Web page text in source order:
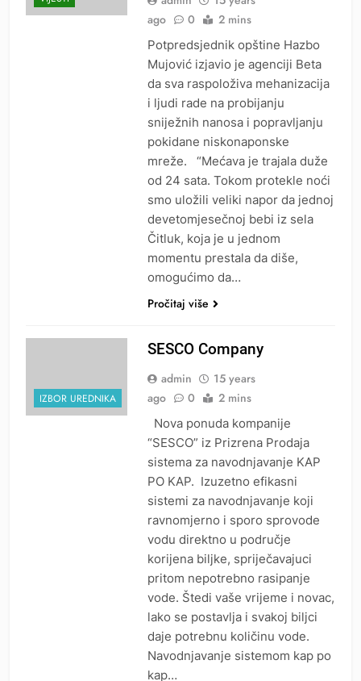
ago
0 2 mins
Potpredsjednik opštine Hazbo
Mujović izjavio je agenciji Beta
da sva raspoloživa mehanizacija
i ljudi rade na probijanju
sniježnih nanosa i popravljanju
pokidane niskonaponske
mreže. “Mećava je trajala duže
od 24 sata. Tokom protekle noći
smo uložili veliki napor da jednoj
devetomjesečnoj bebi iz sela
Čitluk, koja je u jednom
momentu prestala da diše,
omogućimo da…
Pročitaj više
IZBOR UREDNIKA
SESCO Company
admin
15 years
ago
0 2 mins
Nova ponuda kompanije
“SESCO” iz Prizrena Prodaja
sistema za navodnjavanje KAP
PO KAP. Izuzetno efikasni
sistemi za navodnjavanje koji
ravnomjerno i sporo sprovode
vodu direktno u područje
korijena biljke, spriječavajuci
pritom nepotrebno rasipanje
vode. Štedi vaše vrijeme i novac,
lako se postavlja i svakoj biljci
daje potrebnu količinu vode.
Navodnjavanje sistemom kap po
kap…